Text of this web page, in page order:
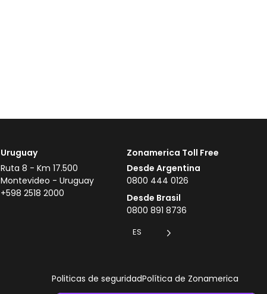
Uruguay
Ruta 8 - Km 17.500
Montevideo - Uruguay
+598 2518 2000
Zonamerica Toll Free
Desde Argentina
0800 444 0126
Desde Brasil
0800 891 8736
ES
Politicas de seguridadPolítica de Zonamerica